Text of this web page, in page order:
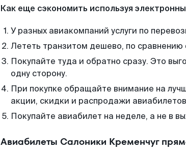
Как еще сэкономить используя
У разных авиакомпаний услуги по
Лететь транзитом дешево, по сравнению
Покупайте туда и обратно сразу. Это
одну сторону.
При покупке обращайте внимание на
акции, скидки и распродажи
Покупайте авиабилет на неделе, а не в
Авиабилеты Салоники Кременчуг